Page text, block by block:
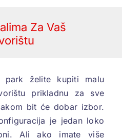
Za Vaš
želite kupiti malu
prikladnu za sve
bit će dobar izbor.
je jedan loko
Ali ako imate više